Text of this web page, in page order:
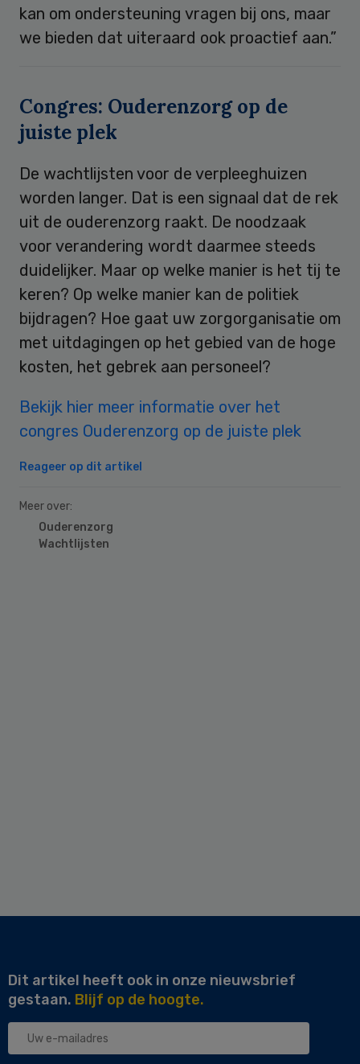
kan om ondersteuning vragen bij ons, maar
we bieden dat uiteraard ook proactief aan.”
Congres: Ouderenzorg op de
juiste plek
De wachtlijsten voor de verpleeghuizen
worden langer. Dat is een signaal dat de rek
uit de ouderenzorg raakt. De noodzaak
voor verandering wordt daarmee steeds
duidelijker. Maar op welke manier is het tij te
keren? Op welke manier kan de politiek
bijdragen? Hoe gaat uw zorgorganisatie om
met uitdagingen op het gebied van de hoge
kosten, het gebrek aan personeel?
Bekijk hier meer informatie over het
congres Ouderenzorg op de juiste plek
Reageer op dit artikel
Meer over:
Ouderenzorg
Wachtlijsten
Dit artikel heeft ook in onze nieuwsbrief
gestaan. Blijf op de hoogte.
Uw